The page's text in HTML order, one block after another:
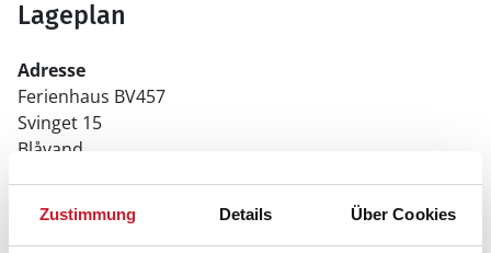
Zustimmung Details Über Cookies
Lageplan
Adresse
Ferienhaus BV457
Svinget 15
Blåvand